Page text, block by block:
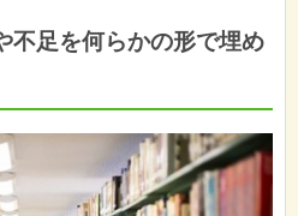
不足を何らかの形で埋め